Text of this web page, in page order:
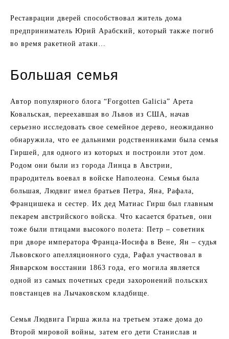
Реставрации дверей способствовал житель дома
предприниматель Юрий Арабский, который также погиб
во время ракетной атаки…
Большая семья
Автор популярного блога “Forgotten Galicia” Арета
Ковальская, переехавшая во Львов из США, начав
серьезно исследовать свое семейное дерево, неожиданно
обнаружила, что ее дальними родственниками была семья
Гиршей, для одного из которых и построили этот дом.
Родом они были из города Линца в Австрии,
прародитель воевал в войске Наполеона. Семья была
большая, Людвиг имел братьев Петра, Яна, Рафала,
Францишека и сестер. Их дед Матиас Гирш был главным
пекарем австрийского войска. Что касается братьев, они
тоже были птицами высокого полета: Петр – советник
при дворе императора Франца-Иосифа в Вене, Ян – судья
Львовского апелляционного суда, Рафал участвовал в
Январском восстании 1863 года, его могила является
одной из самых почетных среди захоронений польских
повстанцев на Лычаковском кладбище.
Семья Людвига Гирша жила на третьем этаже дома до
Второй мировой войны, затем его дети Станислав и